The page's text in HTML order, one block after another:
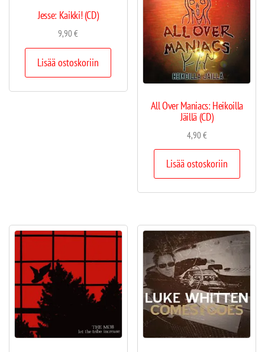
Jesse: Kaikki! (CD)
9,90€
Lisää ostoskoriin
All Over Maniacs: Heikoilla
Jäillä (CD)
4,90€
Lisää ostoskoriin